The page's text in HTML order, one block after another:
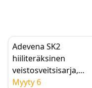
Adevena SK2
hiiliteräksinen
veistosveitsisarja,
ammattimainen
Myyty 6